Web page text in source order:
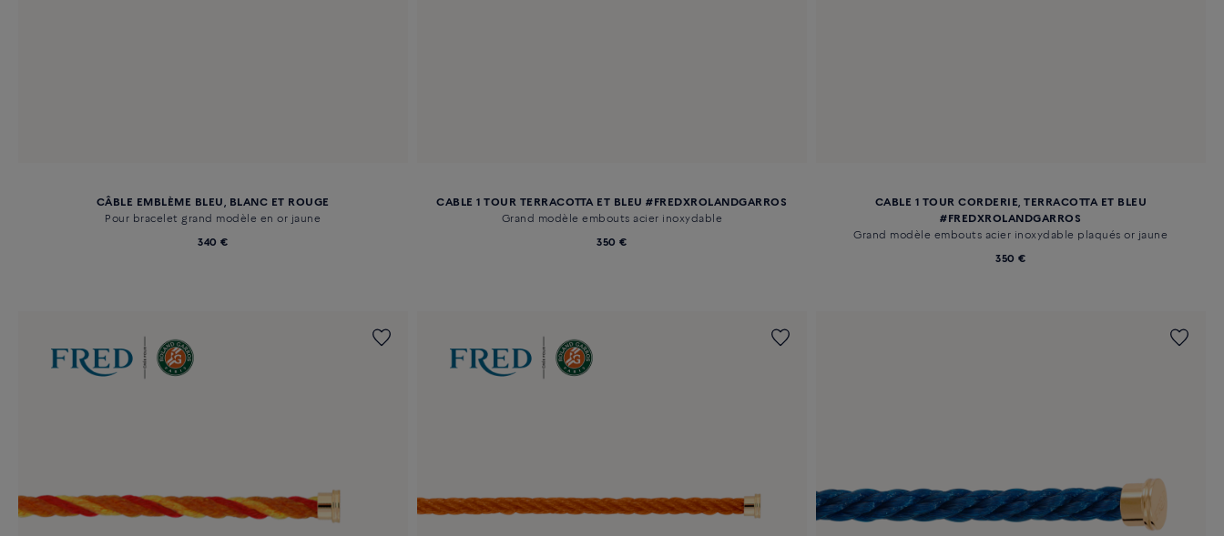
CÂBLE EMBLÈME BLEU, BLANC ET ROUGE
Pour bracelet grand modèle en or jaune
340 €
CABLE 1 TOUR TERRACOTTA ET BLEU #FREDXROLANDGARROS
Grand modèle embouts acier inoxydable
350 €
CABLE 1 TOUR CORDERIE, TERRACOTTA ET BLEU
#FREDXROLANDGARROS
Grand modèle embouts acier inoxydable plaqués or jaune
350 €